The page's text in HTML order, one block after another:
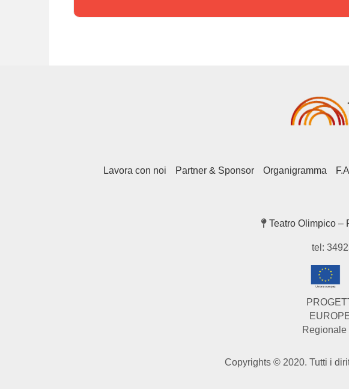
Lavora con noi Partner & Sponsor Organigramma
Teatro Olimpico –
tel:
Regionale
Copyrights © 2020. Tutti i